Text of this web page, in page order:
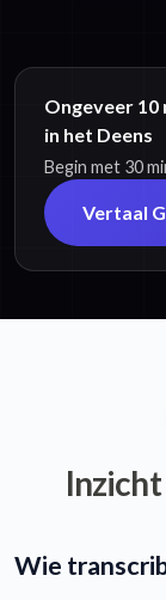
Ongeveer
in het Deens
Begin met 30
Vertaal
Wie